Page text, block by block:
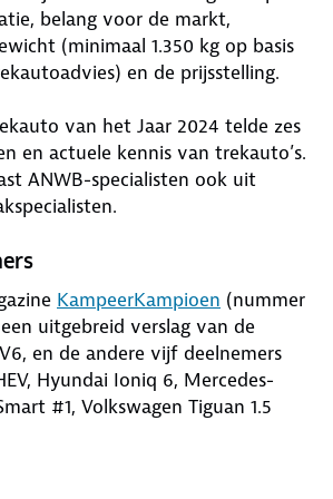
belang voor de markt,
(minimaal 1.350 kg op basis
en de prijsstelling.
van het Jaar 2024 telde zes
en actuele kennis van trekauto’s.
ANWB-specialisten ook uit
KampeerKampioen (nummer
uitgebreid verslag van de
en de andere vijf deelnemers
Hyundai Ioniq 6, Mercedes-
#1, Volkswagen Tiguan 1.5